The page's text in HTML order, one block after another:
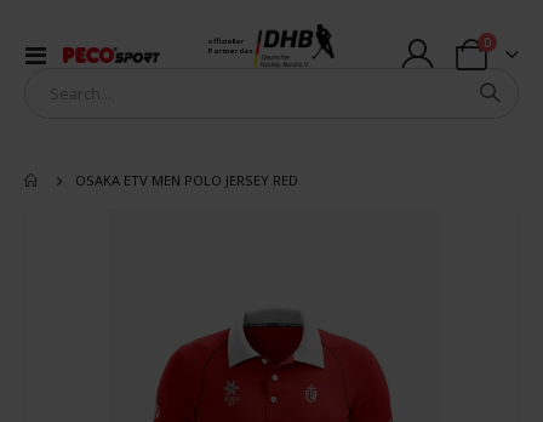
Navigation
offizieller
Partner des
Warenkorb
0Artikel
OSAKA ETV MEN POLO JERSEY RED